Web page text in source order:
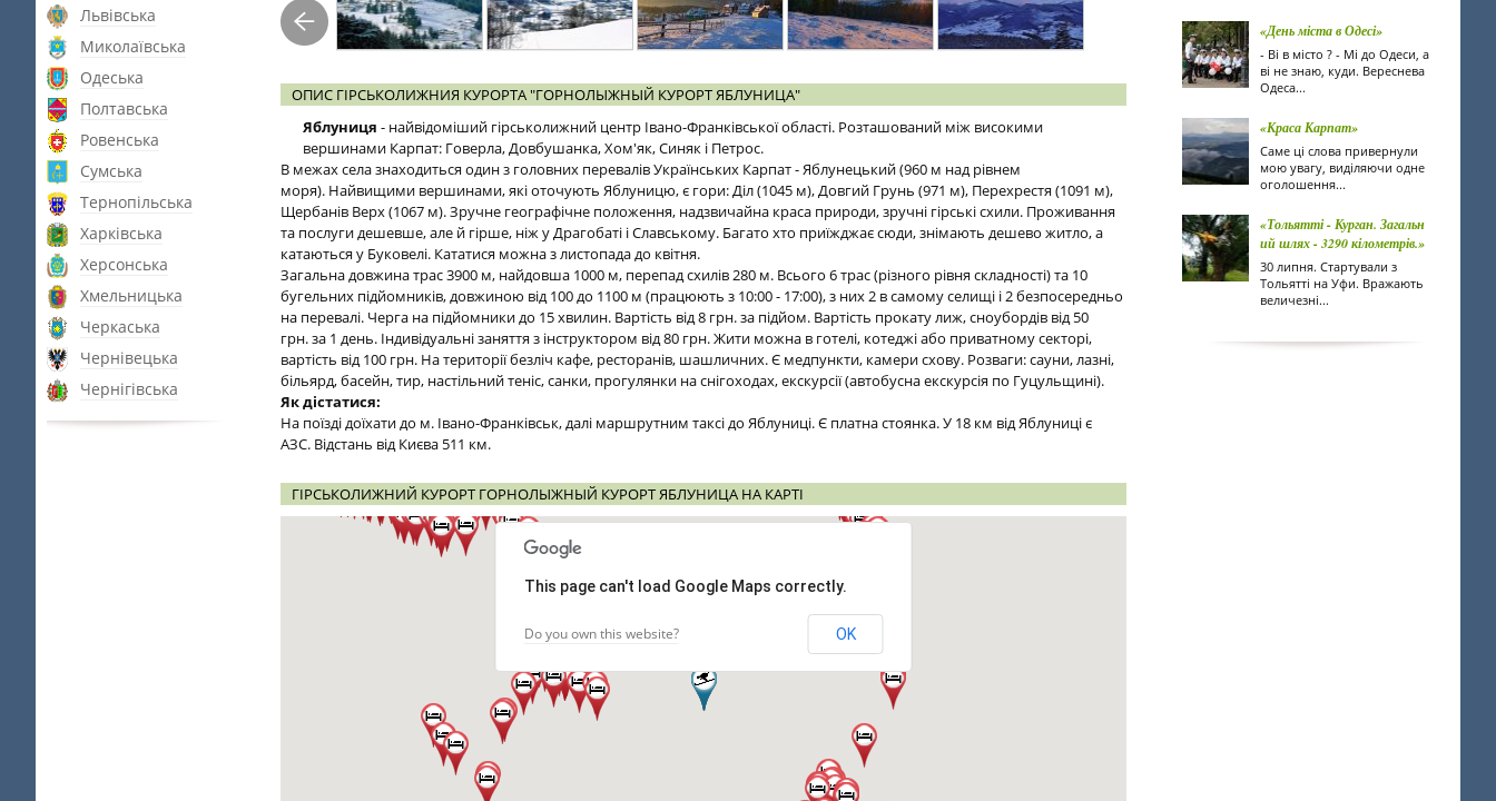
Львівська
Миколаївська
Одеська
Полтавська
Ровенська
Сумська
Тернопільська
Харківська
Херсонська
Хмельницька
Черкаська
Чернівецька
Чернігівська
ОПИС ГІРСЬКОЛИЖНИЯ КУРОРТА "ГОРНОЛЫЖНЫЙ КУРОРТ ЯБЛУНИЦА"
Яблуниця - найвідоміший гірськолижний центр Івано-Франківської області. Розташований між високими
вершинами Карпат: Говерла, Довбушанка, Хом'як, Синяк і Петрос.
В межах села знаходиться один з головних перевалів Українських Карпат - Яблунецький (960 м над рівнем
моря). Найвищими вершинами, які оточують Яблуницю, є гори: Діл (1045 м), Довгий Грунь (971 м), Перехрестя (1091 м),
Щербанів Верх (1067 м). Зручне географічне положення, надзвичайна краса природи, зручні гірські схили. Проживання
та послуги дешевше, але й гірше, ніж у Драгобаті і Славському. Багато хто приїжджає сюди, знімають дешево житло, а
катаються у Буковелі. Кататися можна з листопада до квітня.
Загальна довжина трас 3900 м, найдовша 1000 м, перепад схилів 280 м. Всього 6 трас (різного рівня складності) та 10
бугельних підйомників, довжиною від 100 до 1100 м (працюють з 10:00 - 17:00), з них 2 в самому селищі і 2 безпосередньо
на перевалі. Черга на підйомники до 15 хвилин. Вартість від 8 грн. за підйом. Вартість прокату лиж, сноубордів від 50
грн. за 1 день. Індивідуальні заняття з інструктором від 80 грн. Жити можна в готелі, котеджі або приватному секторі,
вартість від 100 грн. На території безліч кафе, ресторанів, шашличних. Є медпункти, камери схову. Розваги: сауни, лазні,
більярд, басейн, тир, настільний теніс, санки, прогулянки на снігоходах, екскурсії (автобусна екскурсія по Гуцульщині).
Як дістатися:
На поїзді доїхати до м. Івано-Франківськ, далі маршрутним таксі до Яблуниці. Є платна стоянка. У 18 км від Яблуниці є
АЗС. Відстань від Києва 511 км.
ГІРСЬКОЛИЖНИЙ КУРОРТ ГОРНОЛЫЖНЫЙ КУРОРТ ЯБЛУНИЦА НА КАРТІ
This page can't load Google Maps correctly.
Do you own this website? OK
«День міста в Одесі»
- Ві в місто ? - Мі до Одеси, а
ві не знаю, куди. Вереснева
Одеса...
«Краса Карпат»
Саме ці слова привернули
мою увагу, виділяючи одне
оголошення...
«Тольятті - Курган. Загальн
ий шлях - 3290 кілометрів.»
30 липня. Стартували з
Тольятті на Уфи. Вражають
величезні...